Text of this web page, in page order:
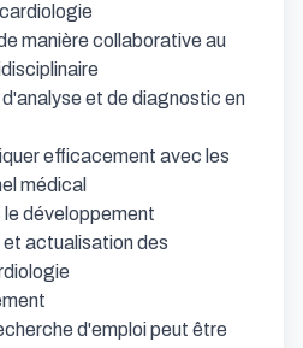
manière collaborative au
et de diagnostic en
efficacement avec les
médical
développement
actualisation des
d'emploi peut être